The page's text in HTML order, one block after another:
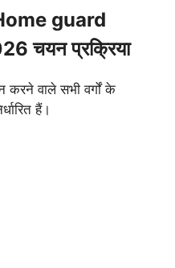
guard
चयन प्रक्रिया
करने वाले सभी वर्गों के
हैं।